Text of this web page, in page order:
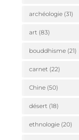
archéologie(31)
art(83)
bouddhisme(21)
carnet(22)
Chine(50)
désert(18)
ethnologie(20)